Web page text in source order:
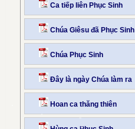
Ca tiếp liên Phục Sinh
Chúa Giêsu đã Phục Sinh
Chúa Phục Sinh
Đây là ngày Chúa làm ra
Hoan ca thăng thiên